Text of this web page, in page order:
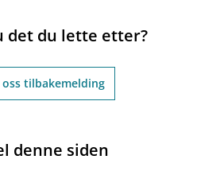
det du lette etter?
oss tilbakemelding
denne siden